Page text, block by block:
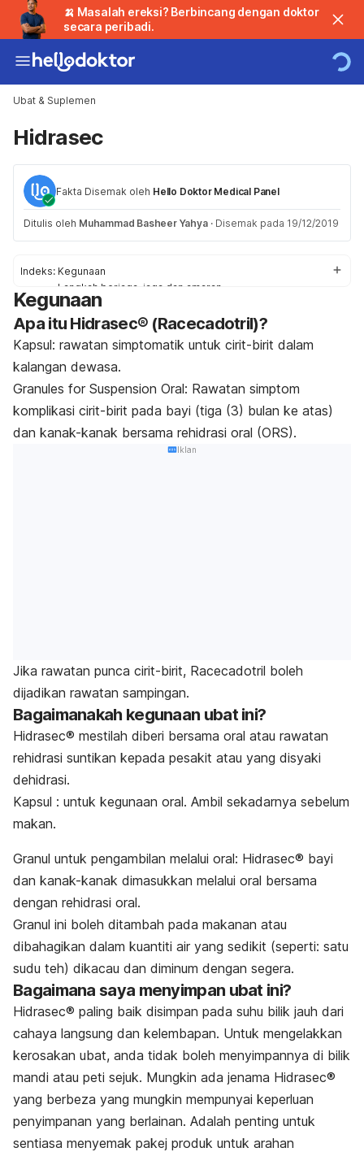
🍌 Masalah ereksi? Berbincang dengan doktor
secara peribadi.
Ubat & Suplemen
Hidrasec
Fakta Disemak oleh Hello Doktor Medical Panel
Ditulis oleh Muhammad Basheer Yahya · Disemak pada 19/12/2019
Indeks: Kegunaan
Langkah berjaga-jaga dan amaran
Kesan Sampingan
Tindak Balas
Kegunaan
Apa itu Hidrasec® (Racecadotril)?
Kapsul: rawatan simptomatik untuk cirit-birit dalam
kalangan dewasa.
Granules for Suspension Oral: Rawatan simptom
komplikasi cirit-birit pada bayi (tiga (3) bulan ke atas)
dan kanak-kanak bersama rehidrasi oral (ORS).
Iklan
Jika rawatan punca cirit-birit, Racecadotril boleh
dijadikan rawatan sampingan.
Bagaimanakah kegunaan ubat ini?
Hidrasec® mestilah diberi bersama oral atau rawatan
rehidrasi suntikan kepada pesakit atau yang disyaki
dehidrasi.
Kapsul : untuk kegunaan oral. Ambil sekadarnya sebelum
makan.
Granul untuk pengambilan melalui oral: Hidrasec® bayi
dan kanak-kanak dimasukkan melalui oral bersama
dengan rehidrasi oral.
Granul ini boleh ditambah pada makanan atau
dibahagikan dalam kuantiti air yang sedikit (seperti: satu
sudu teh) dikacau dan diminum dengan segera.
Bagaimana saya menyimpan ubat ini?
Hidrasec® paling baik disimpan pada suhu bilik jauh dari
cahaya langsung dan kelembapan. Untuk mengelakkan
kerosakan ubat, anda tidak boleh menyimpannya di bilik
mandi atau peti sejuk. Mungkin ada jenama Hidrasec®
yang berbeza yang mungkin mempunyai keperluan
penyimpanan yang berlainan. Adalah penting untuk
sentiasa menyemak pakej produk untuk arahan